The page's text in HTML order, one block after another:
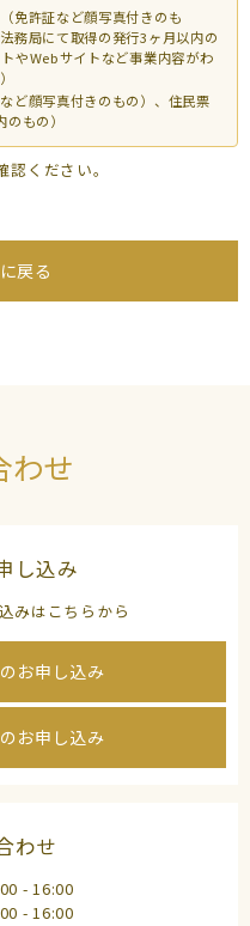
免許証など顔写真付きのも
務局にて取得の発行3ヶ月以内の
やWebサイトなど事業内容がわ
ど顔写真付きのもの）、住民票
のもの）
認ください。
戻る
わせ
し込み
みはこちらから
お申し込み
お申し込み
わせ
- 16:00
- 16:00